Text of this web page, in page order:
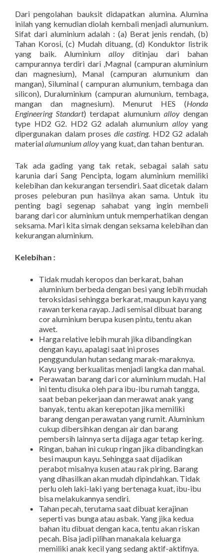
Dari pengolahan bauksit didapatkan alumina. Alumina
inilah yang kemudian diolah kembali menjadi alumunium.
Sifat dari aluminium adalah : (a) Berat jenis rendah, (b)
Tahan Korosi, (c) Mudah dituang, (d) Konduktor listrik
yang baik. Aluminium alloy ditinjau dari bahan
campurannya terdiri dari ,Magnal (campuran aluminium
dan magnesium), Manal (campuran alumunium dan
mangan), Siluminal ( campuran alumunium, tembaga dan
silicon), Duraluminium (campuran alumunium, tembaga,
mangan dan magnesium). Menurut HES (Honda
Engineering Standart) terdapat alumunium alloydengan
type HD2 G2. HD2 G2 adalah alumunium alloyyang
dipergunakan dalam proses die casting. HD2 G2 adalah
materialalumunium alloyyang kuat, dan tahan benturan.
Tak ada gading yang tak retak, sebagai salah satu
karunia dari Sang Pencipta, logam aluminium memiliki
kelebihan dan kekurangan tersendiri. Saat dicetak dalam
proses peleburan pun hasilnya akan sama. Untuk itu
penting bagi segenap sahabat yang ingin membeli
barang dari cor aluminium untuk memperhatikan dengan
seksama. Mari kita simak dengan seksama kelebihan dan
kekurangan aluminium.
Kelebihan :
Tidak mudah keropos dan berkarat, bahan
aluminium berbeda dengan besi yang lebih mudah
teroksidasi sehingga berkarat, maupun kayu yang
rawan terkena rayap. Jadi semisal dibuat barang
cor aluminium berupa kusen pintu, tentu akan
awet.
Harga relative lebih murah jika dibandingkan
dengan kayu, apalagi saat ini proses
penggundulan hutan sedang marak-maraknya.
Kayu yang berkualitas menjadi langka dan mahal.
Perawatan barang dari cor aluminium mudah. Hal
ini tentu disuka oleh para ibu-ibu rumah tangga,
saat beban pekerjaan dan merawat anak yang
banyak, tentu akan kerepotan jika memiliki
barang dengan perawatan yang rumit. Aluminium
cukup dibersihkan dengan air dan barang
pembersih lainnya serta dijaga agar tetap kering.
Ringan, bahan ini cukup ringan jika dibandingkan
besi maupun kayu. Sehingga saat dijadikan
perabot misalnya kusen atau rak piring. Barang
yang dihasilkan akan mudah dipindahkan. Tidak
perlu oleh laki-laki yang bertenaga kuat, ibu-ibu
bisa melakukannya sendiri.
Tahan pecah, terutama saat dibuat kerajinan
seperti vas bunga atau asbak. Yang jika kedua
bahan itu dibuat dengan kaca, tentu akan riskan
pecah. Bisa jadi pilihan manakala keluarga
memiliki anak kecil yang sedang aktif-aktifnya.